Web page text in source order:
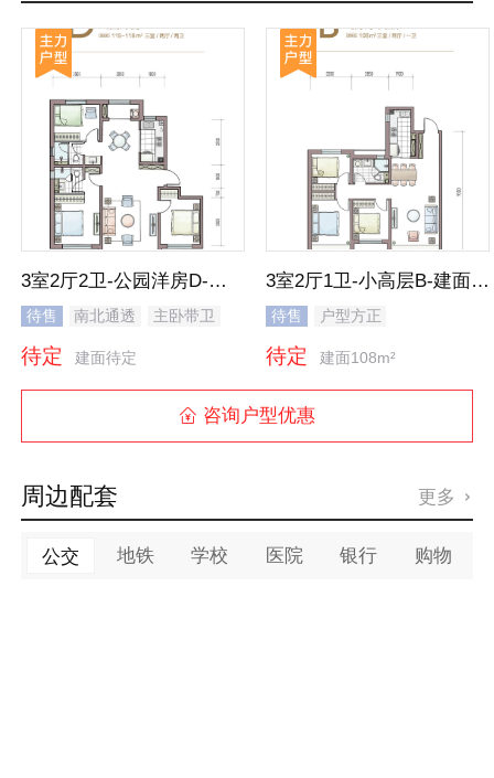
3室2厅2卫-公园洋房D-建面115-118㎡三居
待售 南北通透
主卧带卫
待定 建面待定
3室2厅1卫-小高层B-建面108㎡三居
待售 户型方正
待定 建面108m²
 咨询户型优惠
周边配套 更多 
公交 地铁 学校 医院 银行 购物